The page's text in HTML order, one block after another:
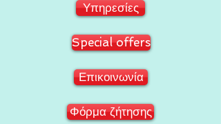
Υπηρεσίες
Special offers
Επικοινωνία
Φόρμα ζήτησης